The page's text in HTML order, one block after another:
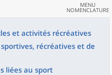
MENU
NOMENCLATURE
et activités récréatives
récréatives et de
liées au sport